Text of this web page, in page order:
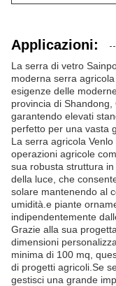
Applicazioni:
La serra di vetro
moderna serra
esigenze delle
provincia di Shandong,
garantendo elevati
perfetto per una vasta
La serra agricola
operazioni agricole
sua robusta struttura
della luce, che
solare mantenendo al
umidità.e piante
indipendentemente
Grazie alla sua
dimensioni
minima di 100 mq,
di progetti agricoli.Se
gestisci una grande